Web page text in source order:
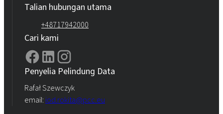
Talian hubungan utama
+48717942000
Cari kami
Penyelia Pelindung Data
Rafał Szewczyk
email: iod.rokita@pcc.eu